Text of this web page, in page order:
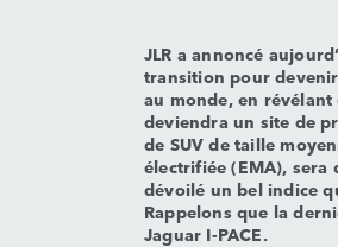
JLR a annoncé
transition pour
au monde, en
deviendra un site de
de SUV de taille
électrifiée (EMA), sera
dévoilé un bel indice
Rappelons que la
Jaguar I-PACE.